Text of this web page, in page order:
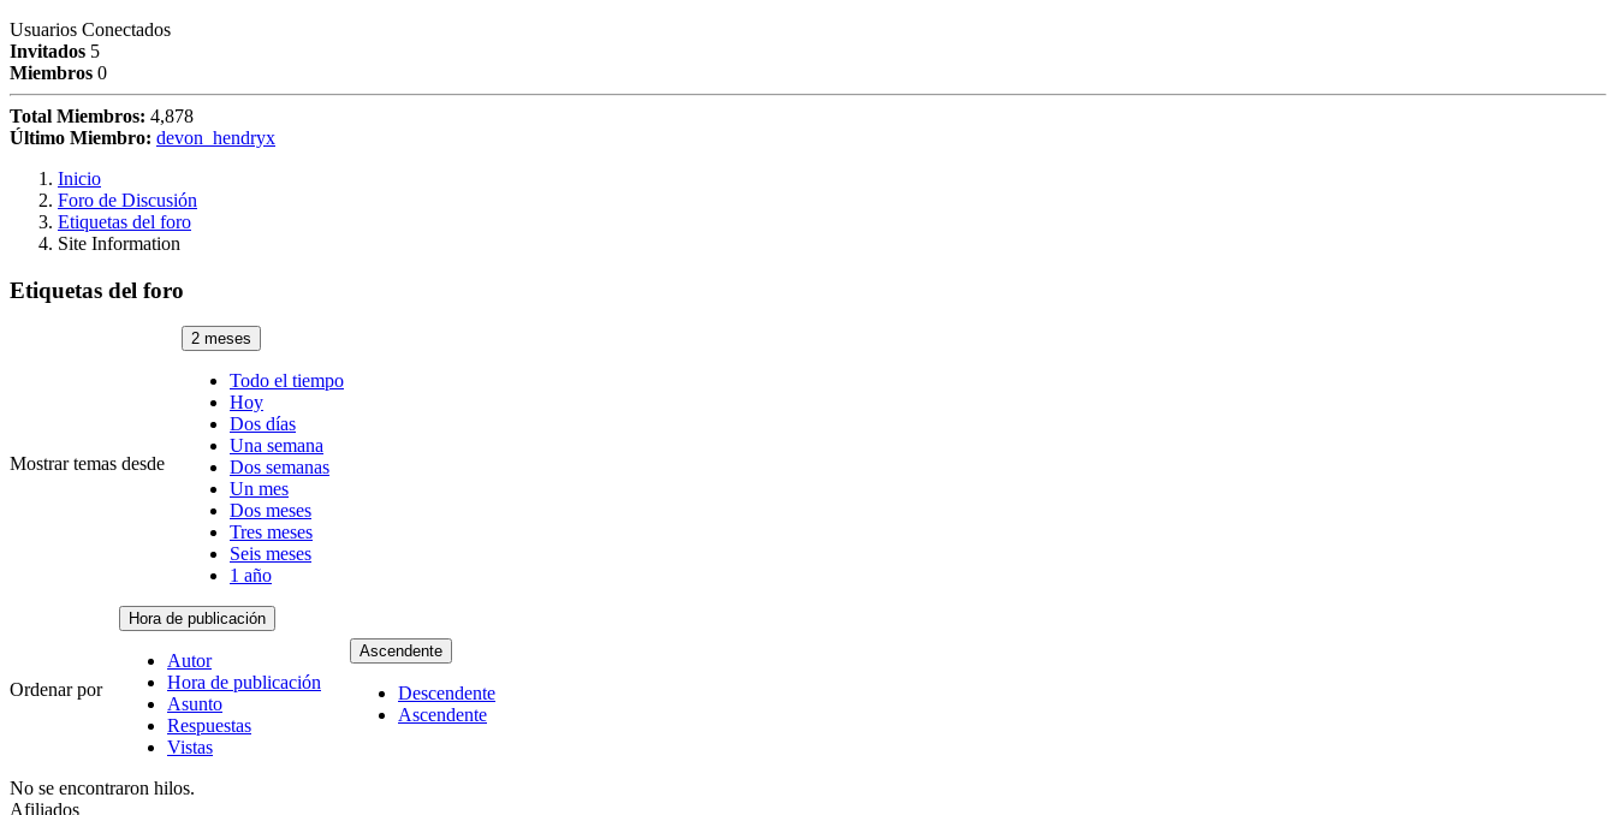
Usuarios Conectados
Invitados 5
Miembros 0
Total Miembros: 4,878
Último Miembro: devon_hendryx
Inicio
Foro de Discusión
Etiquetas del foro
Site Information
Etiquetas del foro
Mostrar temas desde
2 meses
Todo el tiempo
Hoy
Dos días
Una semana
Dos semanas
Un mes
Dos meses
Tres meses
Seis meses
1 año
Ordenar por
Hora de publicación
Autor
Hora de publicación
Asunto
Respuestas
Vistas
Ascendente
Descendente
Ascendente
No se encontraron hilos.
Afiliados